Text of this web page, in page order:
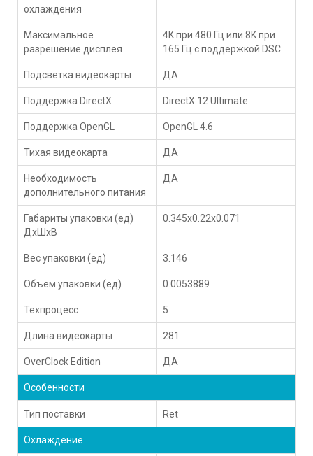
охлаждения
Максимальное
разрешение дисплея
4K при 480 Гц или 8K при
165 Гц с поддержкой DSC
Подсветка видеокарты ДА
Поддержка DirectX DirectX 12 Ultimate
Поддержка OpenGL OpenGL 4.6
Тихая видеокарта ДА
Необходимость
дополнительного питания
ДА
Габариты упаковки (ед)
ДхШхВ
0.345x0.22x0.071
Вес упаковки (ед) 3.146
Объем упаковки (ед) 0.0053889
Техпроцесс 5
Длина видеокарты 281
OverClock Edition ДА
Особенности
Тип поставки Ret
Охлаждение